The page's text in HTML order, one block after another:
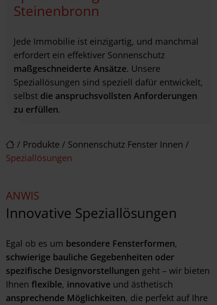
/ Produkte / Sonnenschutz Fenster Innen /
Speziallösungen
Steinenbronn
Jede Immobilie ist einzigartig, und manchmal
erfordert ein effektiver Sonnenschutz
maßgeschneiderte Ansätze. Unsere
Speziallösungen sind speziell dafür entwickelt,
selbst die anspruchsvollsten Anforderungen
zu erfüllen.
ANWIS
Innovative Speziallösungen
Egal ob es um besondere Fensterformen,
schwierige bauliche Gegebenheiten oder
spezifische Designvorstellungen geht – wir bieten
Ihnen flexible, innovative und ästhetisch
ansprechende Möglichkeiten, die perfekt auf Ihre